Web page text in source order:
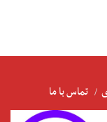
تماس با ما